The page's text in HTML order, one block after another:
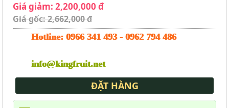
Giá giảm: 2,200,000 đ
Giá gốc: 2,662,000 đ
Hotline: 0966 341 493 - 0962 794 486
info@kingfruit.net
ĐẶT HÀNG